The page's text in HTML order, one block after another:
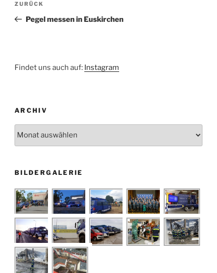
Vorheriger
Beitrag
ZURÜCK
Pegel messen in Euskirchen
Findet uns auch auf: Instagram
ARCHIV
BILDERGALERIE